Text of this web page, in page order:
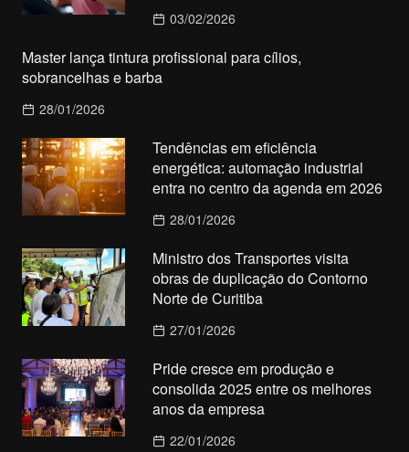
03/02/2026
Master lança tintura profissional para cílios,
sobrancelhas e barba
28/01/2026
Tendências em eficiência
energética: automação industrial
entra no centro da agenda em 2026
28/01/2026
Ministro dos Transportes visita
obras de duplicação do Contorno
Norte de Curitiba
27/01/2026
Pride cresce em produção e
consolida 2025 entre os melhores
anos da empresa
22/01/2026